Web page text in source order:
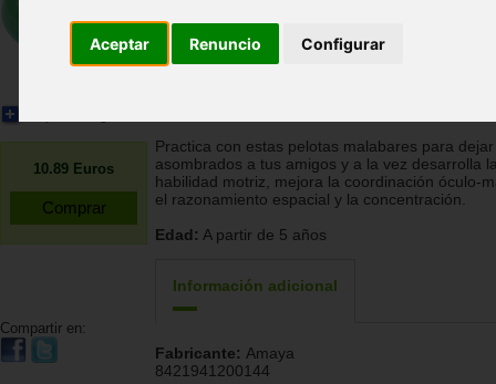
Aceptar Renuncio Configurar
10.89 Euros
Compartir en:
Amaya
Practica con estas pelotas malabares para dejar
asombrados a tus amigos y a la vez desarrolla
habilidad motriz, mejora la coordinación óculo-
el razonamiento espacial y la concentración.
Edad: A partir de 5 años
Información adicional
Fabricante: Amaya
8421941200144